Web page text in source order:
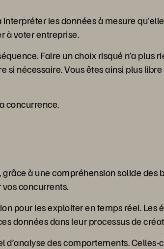
les données à mesure
à voter entreprise.
Faire un choix risqué n’a plus
nécessaire. Vous êtes ainsi plus
concurrence.
à une compréhension solide des
concurrents.
pour les exploiter en temps réel. Les
données dans leur processus de
des comportements.